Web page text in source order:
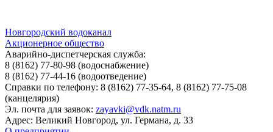
Новгородский водоканал
Акционерное общество
Аварийно-диспетчерская служба:
8 (8162) 77-80-98 (водоснабжение)
8 (8162) 77-44-16 (водоотведение)
Справки по телефону: 8 (8162) 77-35-64, 8 (8162) 77-75-08
(канцелярия)
Эл. почта для заявок: zayavki@vdk.natm.ru
Адрес: Великий Новгород, ул. Германа, д. 33